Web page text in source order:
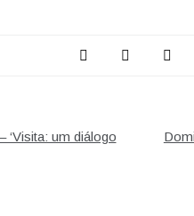
‘Visita: um diálogo